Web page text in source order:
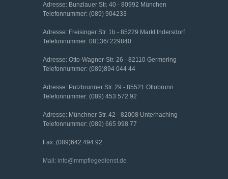
Adresse: Bunzlauer Str. 40 - 80992 München
Telefonnummer: (089) 904233
Adresse: Freisinger Str. 1b - 85229 Markt Indersdorf
Telefonnummer: 08136/ 229840
Adresse: Otto-Wagner-Str. 26 - 82110 Germering
Telefonnummer: (089)894 044 44
Adresse: Putzbrunner Str. 29 - 85521 Ottobrunn
Telefonnummer: (089) 453 572 92
Adresse: Münchner Str. 42 - 82008 Unterhaching
Telefonnummer: (089) 665 998 77
Fax: (089)642 494 92
Mail: info@mmpflegedienst.de